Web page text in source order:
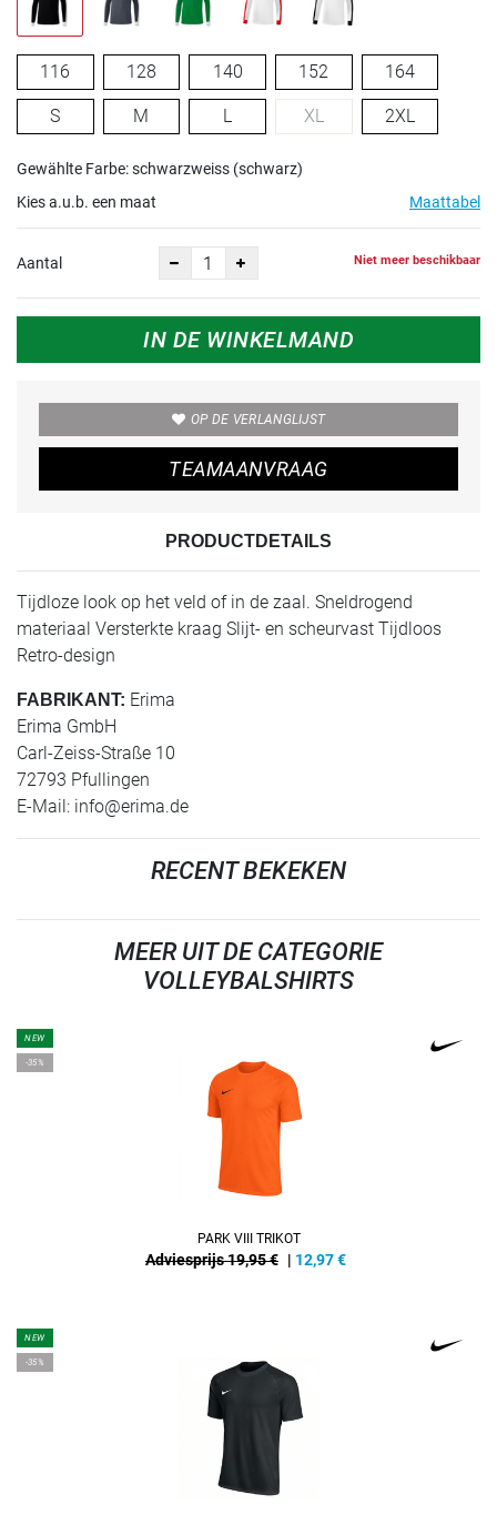
116 128 140 152 164
S M L XL 2XL
Gewählte Farbe: schwarzweiss (schwarz)
Kies a.u.b. een maat
Maattabel
Aantal Niet meer beschikbaar
IN DE WINKELMAND
OP DE VERLANGLIJST
TEAMAANVRAAG
PRODUCTDETAILS
Tijdloze look op het veld of in de zaal. Sneldrogend
materiaal Versterkte kraag Slijt- en scheurvast Tijdloos
Retro-design
FABRIKANT: Erima
Erima GmbH
Carl-Zeiss-Straße 10
72793 Pfullingen
E-Mail: info@erima.de
RECENT BEKEKEN
MEER UIT DE CATEGORIE
VOLLEYBALSHIRTS
NEW
-35%
PARK VIII TRIKOT
Adviesprijs 19,95 € | 12,97€
NEW
-35%